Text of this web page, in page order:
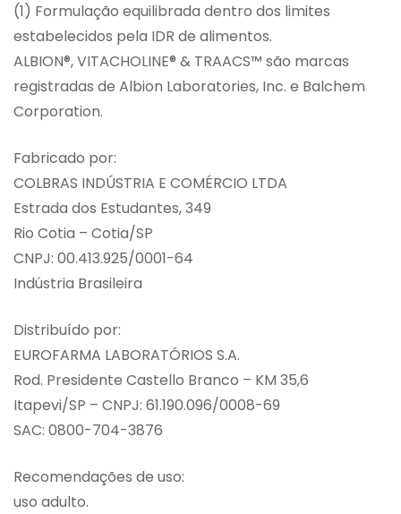
(1) Formulação equilibrada dentro dos limites
estabelecidos pela IDR de alimentos.
ALBION®, VITACHOLINE® & TRAACS™ são marcas
registradas de Albion Laboratories, Inc. e Balchem
Corporation.
Fabricado por:
COLBRAS INDÚSTRIA E COMÉRCIO LTDA
Estrada dos Estudantes, 349
Rio Cotia – Cotia/SP
CNPJ: 00.413.925/0001-64
Indústria Brasileira
Distribuído por:
EUROFARMA LABORATÓRIOS S.A.
Rod. Presidente Castello Branco – KM 35,6
Itapevi/SP – CNPJ: 61.190.096/0008-69
SAC: 0800-704-3876
Recomendações de uso:
uso adulto.